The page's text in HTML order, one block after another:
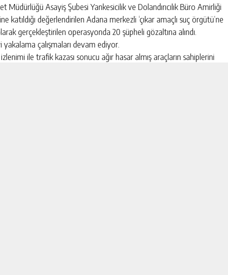
Asayiş Şubesi Yankesicilik ve Dolandırıcılık Büro Amirliği
katıldığı değerlendirilen Adana merkezli ‘çıkar amaçlı suç örgütü’ne
gerçekleştirilen operasyonda 20 şüpheli gözaltına alındı.
çalışmaları devam ediyor.
ile trafik kazası sonucu ağır hasar almış araçların sahiplerini